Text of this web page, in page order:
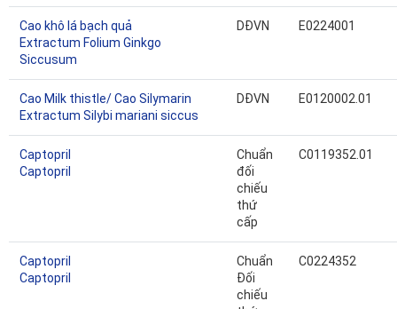
Cao khô lá bạch quả
Extractum Folium Ginkgo
Siccusum
DĐVN E0224001
Cao Milk thistle/ Cao Silymarin
Extractum Silybi mariani siccus
DĐVN E0120002.01
Captopril
Captopril
Chuẩn
đối
chiếu
thứ
cấp
C0119352.01
Captopril
Captopril
Chuẩn
Đối
chiếu
C0224352